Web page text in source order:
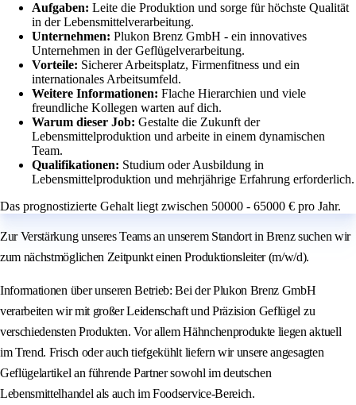
Aufgaben: Leite die Produktion und sorge für höchste Qualität
in der Lebensmittelverarbeitung.
Unternehmen: Plukon Brenz GmbH - ein innovatives
Unternehmen in der Geflügelverarbeitung.
Vorteile: Sicherer Arbeitsplatz, Firmenfitness und ein
internationales Arbeitsumfeld.
Weitere Informationen: Flache Hierarchien und viele
freundliche Kollegen warten auf dich.
Warum dieser Job: Gestalte die Zukunft der
Lebensmittelproduktion und arbeite in einem dynamischen
Team.
Qualifikationen: Studium oder Ausbildung in
Lebensmittelproduktion und mehrjährige Erfahrung erforderlich.
Das prognostizierte Gehalt liegt zwischen 50000 - 65000 € pro Jahr.
Zur Verstärkung unseres Teams an unserem Standort in Brenz suchen wir
zum nächstmöglichen Zeitpunkt einen Produktionsleiter (m/w/d).
Informationen über unseren Betrieb: Bei der Plukon Brenz GmbH
verarbeiten wir mit großer Leidenschaft und Präzision Geflügel zu
verschiedensten Produkten. Vor allem Hähnchenprodukte liegen aktuell
im Trend. Frisch oder auch tiefgekühlt liefern wir unsere angesagten
Geflügelartikel an führende Partner sowohl im deutschen
Lebensmittelhandel als auch im Foodservice-Bereich.